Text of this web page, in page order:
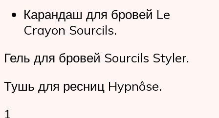
Карандаш для бровей Le
Crayon Sourcils.
Гель для бровей Sourcils Styler.
Тушь для ресниц Hypnôse.
1